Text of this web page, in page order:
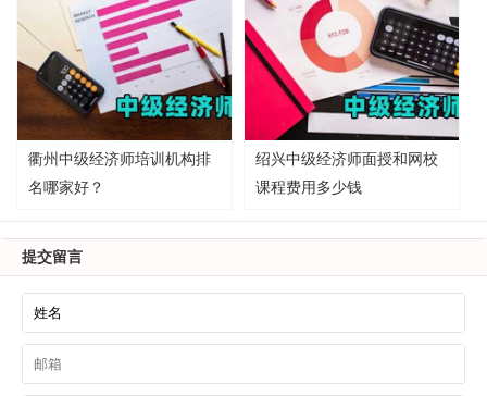
衢州中级经济师培训机构排
名哪家好？
绍兴中级经济师面授和网校
课程费用多少钱
提交留言